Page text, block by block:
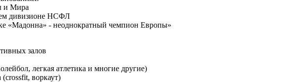
и Мира
дивизионе НСФЛ
«Мадонна» - неоднократный чемпион Европы»
залов
легкая атлетика и многие другие)
воркаут)